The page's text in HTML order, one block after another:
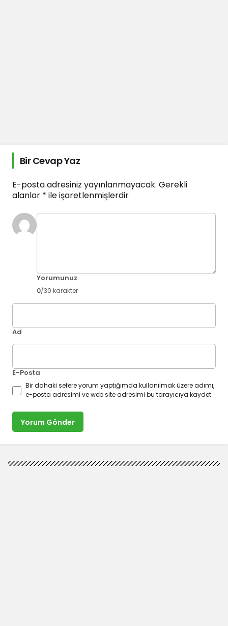
Bir Cevap Yaz
E-posta adresiniz yayınlanmayacak. Gerekli
alanlar * ile işaretlenmişlerdir
Yorumunuz
0/30 karakter
Ad
E-Posta
Bir dahaki sefere yorum yaptığımda kullanılmak üzere adımı,
e-posta adresimi ve web site adresimi bu tarayıcıya kaydet.
Yorum Gönder